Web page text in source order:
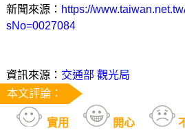
新聞來源： https://
sNo=0027084
資訊來源： 交通部 觀光局
本文評論：
實用 開心